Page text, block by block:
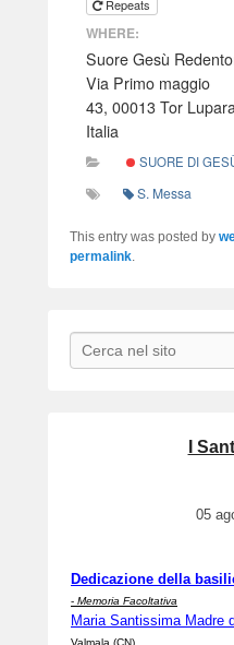
Repeats
WHERE:
Suore Gesù
Via Primo maggio
43, 00013 Tor
Italia
SUORE DI
S. Messa
This entry was posted by
permalink.
Search
I
05
Dedicazione della
- Memoria Facoltativa
Maria Santissima Madre